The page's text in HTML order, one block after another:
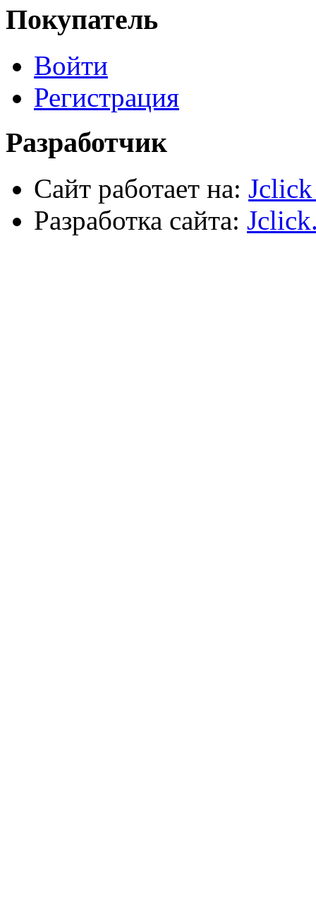
Наждачная бумага
Хозтовары
Электрика, осветительное оборудование
Пена и герметики
Автомобильный инструмент
Сварочное оборудование
Силовое оборудование
Покупатель
Войти
Регистрация
Разработчик
Сайт работает на:
Разработка сайта: